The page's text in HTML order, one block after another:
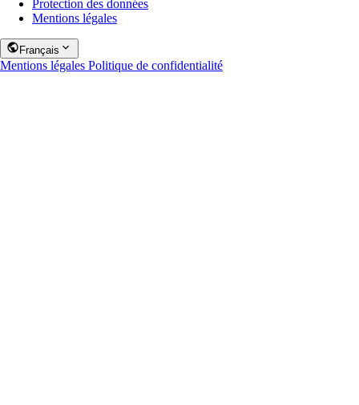
Protection des données
Mentions légales
Français
Mentions légales Politique de confidentialité